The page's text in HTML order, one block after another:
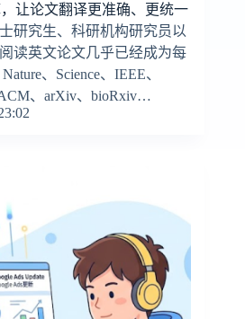
让论文翻译更准确、更统一
研究生、科研机构研究员以
读英文论文几乎已经成为每
、Science、IEEE、
、arXiv、bioRxiv…